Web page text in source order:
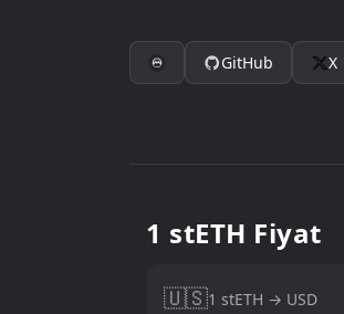
GitHub X
1 stETH Fiyat
🇺🇸1 stETH → USD